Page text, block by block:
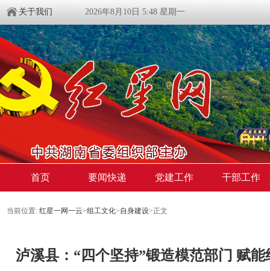
关于我们 2026年8月10日 5:48 星期一
首页 要闻快递 党建工作 干部工作
当前位置: 红星一网一云>组工文化>自身建设>正文
泸溪县：“四个坚持”锻造模范部门 赋